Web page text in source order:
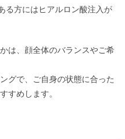
る方にはヒアルロン酸注入が
は、顔全体のバランスやご希
グで、ご自身の状態に合った
すめします。